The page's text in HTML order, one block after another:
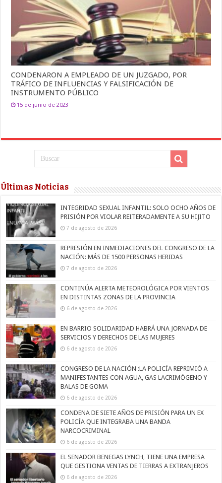
CONDENARON A EMPLEADO DE UN JUZGADO, POR
TRÁFICO DE INFLUENCIAS Y FALSIFICACIÓN DE
INSTRUMENTO PÚBLICO
15 de junio de 2023
Últimas Noticias
INTEGRIDAD SEXUAL INFANTIL: SOLO OCHO AÑOS DE
PRISIÓN POR VIOLAR REITERADAMENTE A SU HIJITO
7 de agosto de 2026
REPRESIÓN EN INMEDIACIONES DEL CONGRESO DE LA
NACIÓN: MÁS DE 1500 PERSONAS HERIDAS
7 de agosto de 2026
CONTINÚA ALERTA METEOROLÓGICA POR VIENTOS
EN DISTINTAS ZONAS DE LA PROVINCIA
6 de agosto de 2026
EN BARRIO SOLIDARIDAD HABRÁ UNA JORNADA DE
SERVICIOS Y DERECHOS DE LAS MUJERES
6 de agosto de 2026
CONGRESO DE LA NACIÓN :LA POLICÍA REPRIMIÓ A
MANIFESTANTES CON AGUA, GAS LACRIMÓGENO Y
BALAS DE GOMA
6 de agosto de 2026
CONDENA DE SIETE AÑOS DE PRISIÓN PARA UN EX
POLICÍA QUE INTEGRABA UNA BANDA
NARCOCRIMINAL
6 de agosto de 2026
EL SENADOR BENEGAS LYNCH, TIENE UNA EMPRESA
QUE GESTIONA VENTAS DE TIERRAS A EXTRANJEROS
6 de agosto de 2026